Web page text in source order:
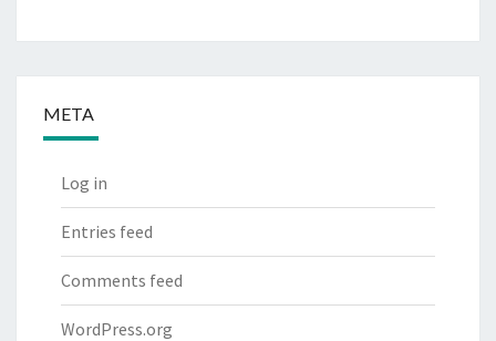
META
Log in
Entries feed
Comments feed
WordPress.org